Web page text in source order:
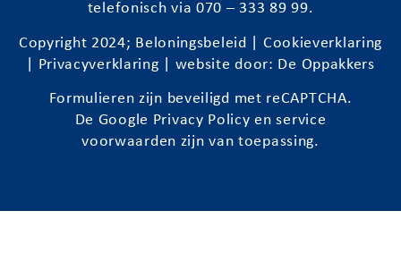
telefonisch via 070 – 333 89 99.
Copyright 2024; Beloningsbeleid
Cookieverklaring
Privacyverklaring | website door: De Oppakkers
Formulieren zijn beveiligd met reCAPTCHA.
De Google Privacy Policy enservice
voorwaarden zijn van toepassing.